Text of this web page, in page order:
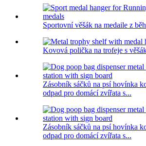
Sportovní věšák na medaile z
Kovová polička na trofeje s
Zásobník sáčků na psí hovínka
odpad pro domácí zvířata s...
Zásobník sáčků na psí hovínka
odpad pro domácí zvířata s...